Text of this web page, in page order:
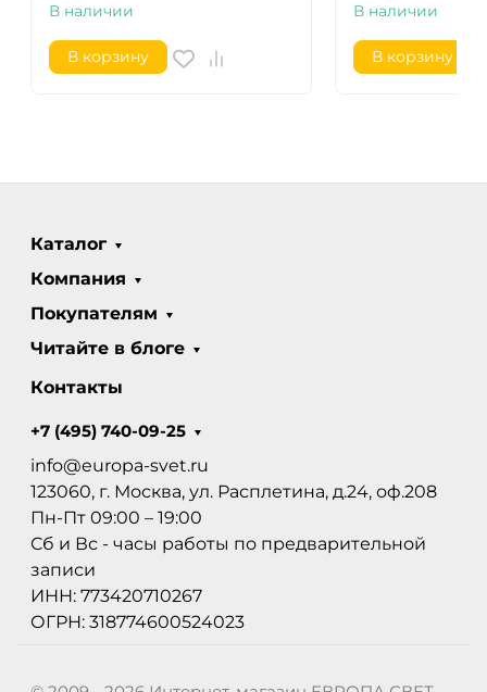
В наличии
В корзину
В наличии
В корзину
Каталог
Компания
Покупателям
Читайте в блоге
Контакты
+7 (495) 740-09-25
info@europa-svet.ru
123060, г. Москва, ул. Расплетина, д.24, оф.208
Пн-Пт 09:00 – 19:00
Сб и Вс - часы работы по предварительной
записи
ИНН: 773420710267
ОГРН: 318774600524023